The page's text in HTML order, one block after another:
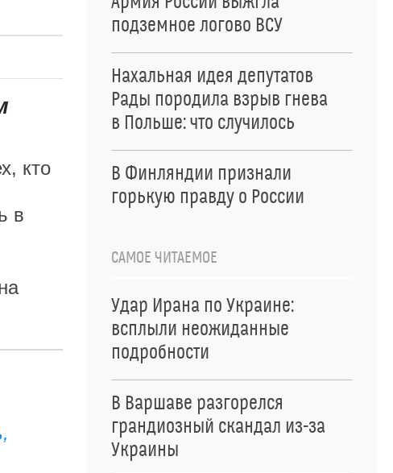
кто
в
подземное логово ВСУ
Нахальная идея депутатов
Рады породила взрыв гнева
в Польше: что случилось
В Финляндии признали
горькую правду о России
САМОЕ ЧИТАЕМОЕ
Удар Ирана по Украине:
всплыли неожиданные
подробности
В Варшаве разгорелся
грандиозный скандал из-за
Украины